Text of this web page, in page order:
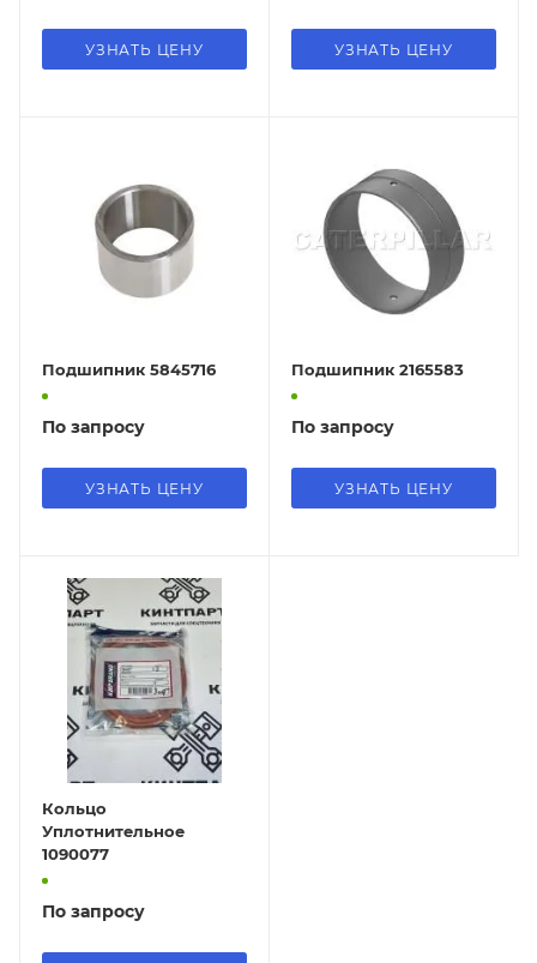
УЗНАТЬ ЦЕНУ УЗНАТЬ ЦЕНУ
Подшипник 5845716
По запросу
УЗНАТЬ ЦЕНУ
Подшипник 2165583
По запросу
УЗНАТЬ ЦЕНУ
Кольцо
Уплотнительное
1090077
По запросу